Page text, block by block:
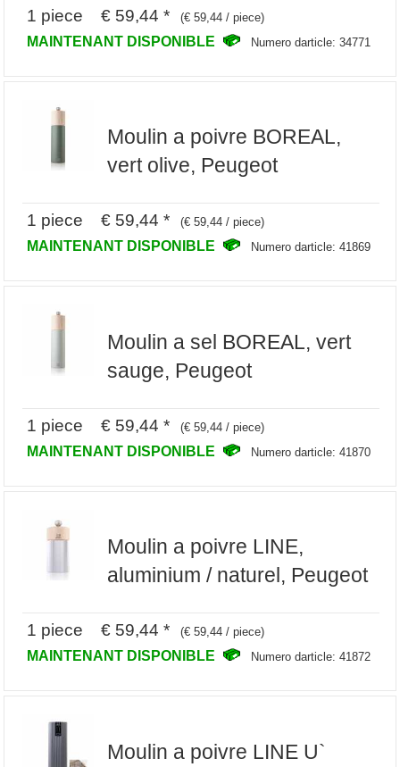
1 piece € 59,44 * (€ 59,44 / piece)
MAINTENANT DISPONIBLE Numero darticle: 34771
Moulin a poivre BOREAL,
vert olive, Peugeot
1 piece € 59,44 * (€ 59,44 / piece)
MAINTENANT DISPONIBLE Numero darticle: 41869
Moulin a sel BOREAL, vert
sauge, Peugeot
1 piece € 59,44 * (€ 59,44 / piece)
MAINTENANT DISPONIBLE Numero darticle: 41870
Moulin a poivre LINE,
aluminium / naturel, Peugeot
1 piece € 59,44 * (€ 59,44 / piece)
MAINTENANT DISPONIBLE Numero darticle: 41872
Moulin a poivre LINE U`